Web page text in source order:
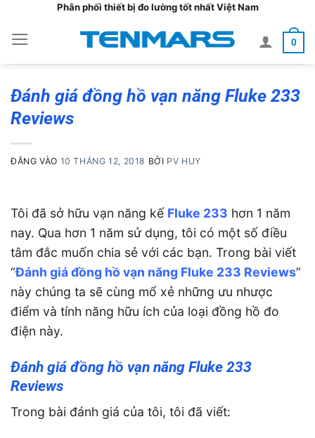
nội
dung
Phân phối thiết bị đo lường tốt nhất Việt Nam
0
Đánh giá đồng hồ vạn năng Fluke 233
Reviews
ĐĂNG VÀO 10 THÁNG 12, 2018 BỞI PV HUY
Tôi đã sở hữu vạn năng kế Fluke 233 hơn 1 năm
nay. Qua hơn 1 năm sử dụng, tôi có một số điều
tâm đắc muốn chia sẻ với các bạn. Trong bài viết
“Đánh giá đồng hồ vạn năng Fluke 233 Reviews”
này chúng ta sẽ cùng mổ xẻ những ưu nhược
điểm và tính năng hữu ích của loại đồng hồ đo
điện này.
Đánh giá đồng hồ vạn năng Fluke 233
Reviews
Trong bài đánh giá của tôi, tôi đã viết: